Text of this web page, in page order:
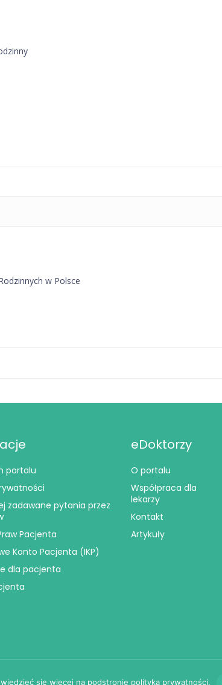
w Polsce
portalu
zadawane pytania przez
Pacjenta
Konto Pacjenta (IKP)
dla pacjenta
eDoktorzy
O portalu
Współpraca dla
lekarzy
Kontakt
Artykuły
. Wszelkie prawa zastrzeżone.
się więcej na podstronie polityka prywatności.